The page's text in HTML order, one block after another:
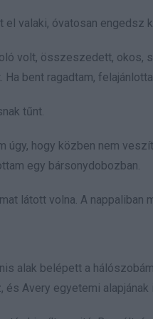
el valaki, óvatosan engedsz
volt, összeszedett, okos,
bent ragadtam,
tűnt.
úgy, hogy közben nem
egy bársonydobozban.
látott volna. A nappaliban
alak belépett a
Avery egyetemi alapjának